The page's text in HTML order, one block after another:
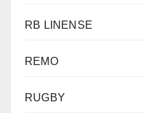
RB LINENSE
REMO
RUGBY